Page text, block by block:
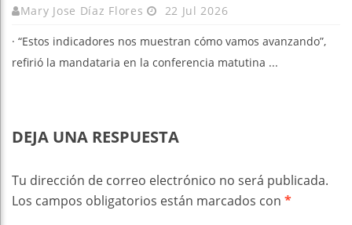
Mary Jose Díaz Flores 22 Jul 2026
· ⁠“Estos indicadores nos muestran cómo vamos avanzando”,
refirió la mandataria en la conferencia matutina ...
DEJA UNA RESPUESTA
Tu dirección de correo electrónico no será publicada.
Los campos obligatorios están marcados con *